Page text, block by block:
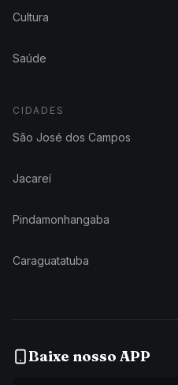
Cultura
Saúde
CIDADES
São José dos Campos
Jacareí
Pindamonhangaba
Caraguatatuba
Baixe nosso APP